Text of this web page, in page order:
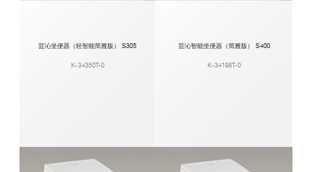
芸沁坐便器（轻智能简雅版） S305
K-34350T-0
芸沁智能坐便器（简雅版） S400
K-34198T-0